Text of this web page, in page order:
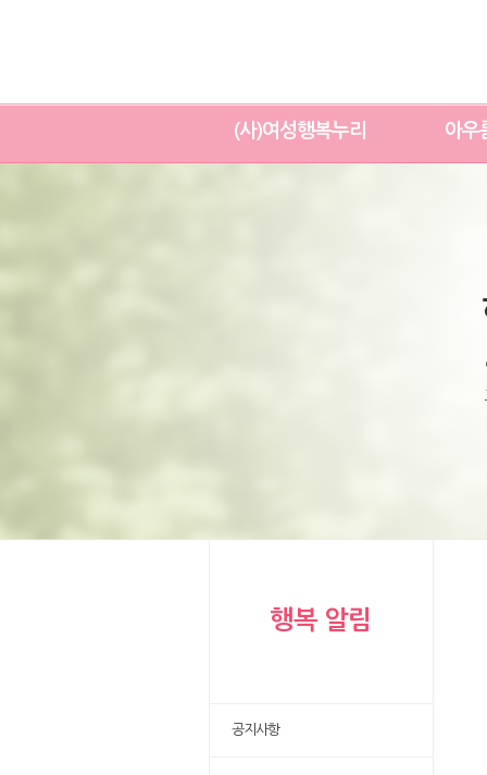
(사)여성행복누리 아우
행복 알림
공지사항